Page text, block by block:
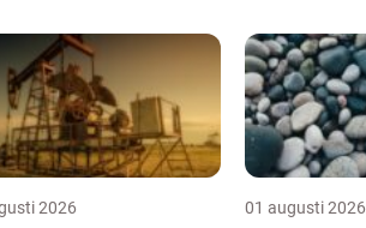
2026 01 augusti 2026